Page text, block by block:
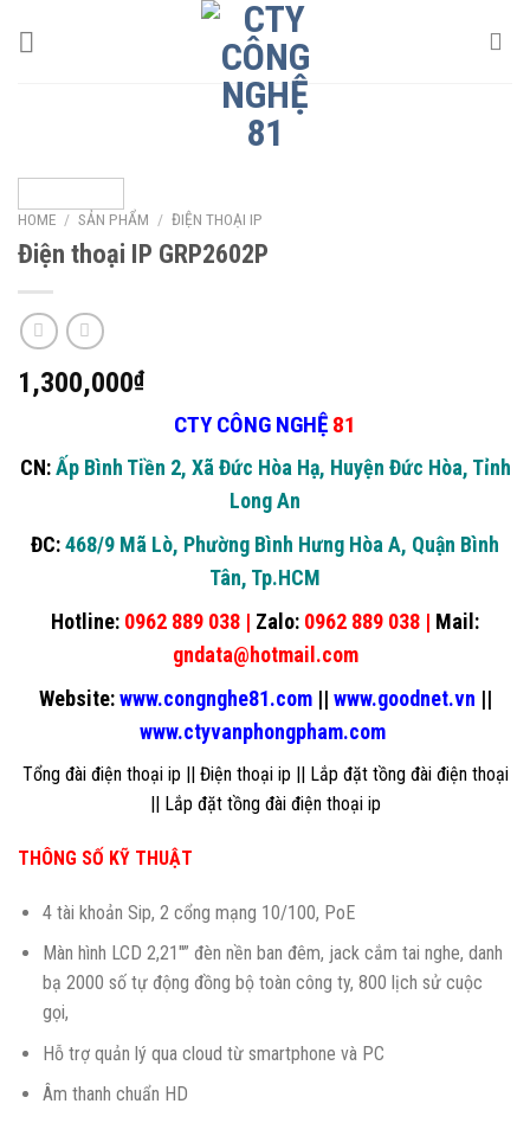
HOME / SẢN PHẨM / ĐIỆN THOẠI IP
Điện thoại IP GRP2602P
1,300,000₫
CTY CÔNG NGHỆ 81
CN:Ấp Bình Tiền 2, Xã Đức Hòa Hạ, Huyện Đức Hòa, Tỉnh
Long An
ĐC:468/9 Mã Lò, Phường Bình Hưng Hòa A, Quận Bình
Tân, Tp.HCM
Hotline: 0962 889 038 | Zalo: 0962 889 038 | Mail:
gndata@hotmail.com
Website: www.congnghe81.com || www.goodnet.vn ||
www.ctyvanphongpham.com
Tổng đài điện thoại ip || Điện thoại ip ||Lắp đặt tồng đài điện thoại
|| Lắp đặt tồng đài điện thoại ip
THÔNG SỐ KỸ THUẬT
4 tài khoản Sip, 2 cổng mạng 10/100, PoE
Màn hình LCD 2,21″” đèn nền ban đêm, jack cắm tai nghe, danh
bạ 2000 số tự động đồng bộ toàn công ty, 800 lịch sử cuộc
gọi,
Hỗ trợ quản lý qua cloud từ smartphone và PC
Âm thanh chuẩn HD